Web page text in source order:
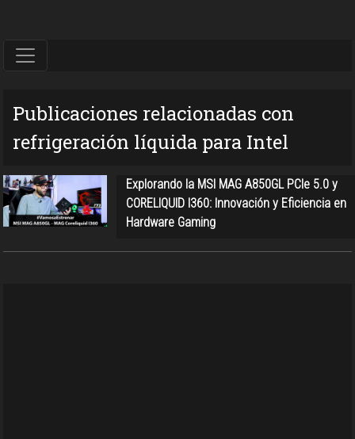
Publicaciones relacionadas con
refrigeración líquida para Intel
Explorando la MSI MAG A850GL PCIe 5.0 y
CORELIQUID I360: Innovación y Eficiencia en
Hardware Gaming